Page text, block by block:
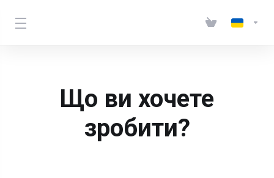
Що ви хочете
зробити?